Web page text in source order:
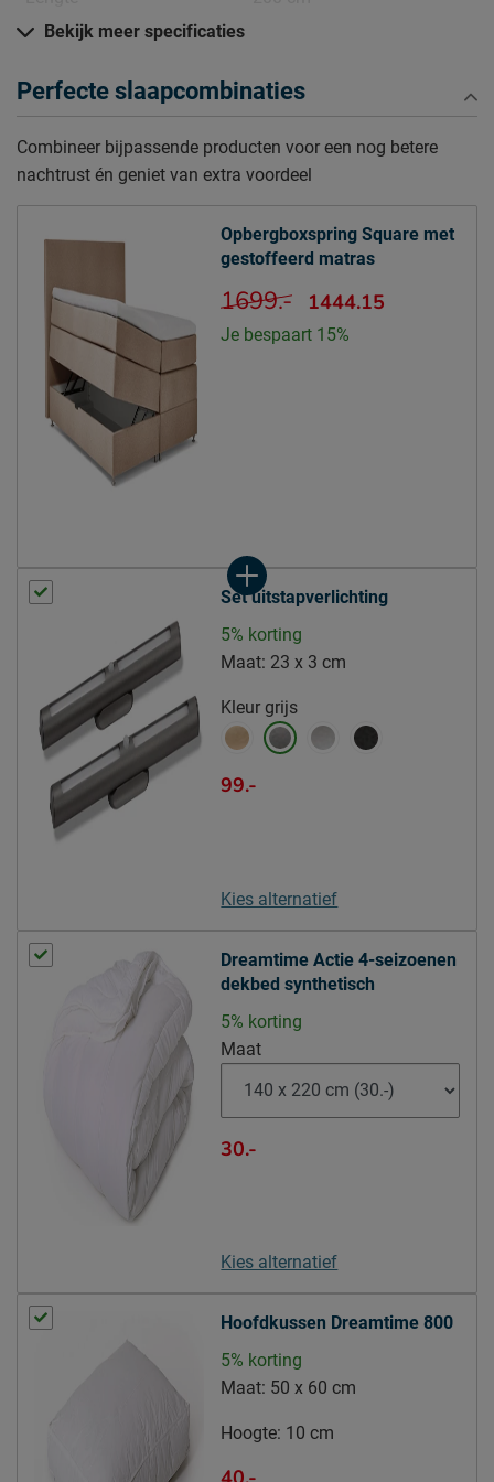
Hoogte hoofdbord
Poothoogte
12 cm
Specificaties boxspring
Kleur
floyd beige
Vlak met opbergruimte
Materiaal
Afdeklaag dikte
Aantal slagen per veer
Aantal veren per m2
(circa)
Matras(sen)
Type comfortlaag
polyether SG25
Aantal veren per m2
Aantal slagen veer
matrassen
5.5
Comfortzones -
Matrassen (value)
7 zones
Hardheid Matrassen stevig
Topper
HR-schuim
Materiaal tijk topper
polyester
Tijk topper afritsbaar
Ja
Conico
Materiaal poten
rvs
rvs
Goed om te weten
stofzuigen met een
meubelmondstuk
Leveranciersinformatie
Beddenreus B.V.
Locatie
Uden, Nederland
Bekijk meer specificaties
Perfecte slaapcombinaties
Combineer bijpassende producten voor een nog betere
nachtrust én geniet van extra voordeel
Opbergboxspring Square met
gestoffeerd matras
1699.- 1444.15
Je bespaart 15%
Set uitstapverlichting
5% korting
Maat: 23 x 3 cm
Kleur grijs
99.-
Kies alternatief
Dreamtime Actie 4-seizoenen
dekbed synthetisch
5% korting
Maat
30.-
Kies alternatief
Hoofdkussen Dreamtime 800
5% korting
Maat: 50 x 60 cm
Hoogte: 10 cm